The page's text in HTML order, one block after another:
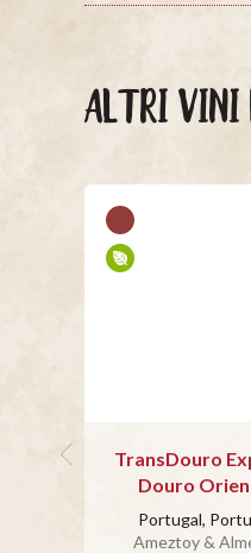
ALTRI VINI
TransDouro
Douro
Portugal,
Ameztoy &